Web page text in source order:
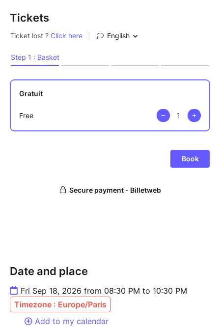
Tickets
Date and place
Fri Sep 18, 2026 from 08:30 PM to 10:30 PM
Timezone : Europe/Paris
Add to my calendar